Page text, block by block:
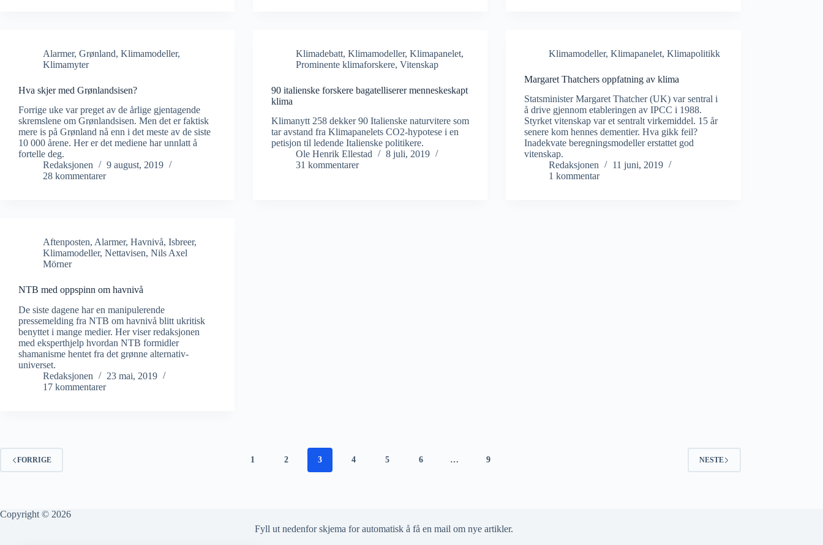
Alarmer, Grønland, Klimamodeller,
Klimamyter
Hva skjer med Grønlandsisen?
Forrige uke var preget av de årlige gjentagende
skremslene om Grønlandsisen. Men det er faktisk
mere is på Grønland nå enn i det meste av de siste
10 000 årene. Her er det mediene har unnlatt å
fortelle deg.
Redaksjonen
9 august, 2019
28 kommentarer
Klimadebatt,Klimamodeller,Klimapanelet,
Prominente klimaforskere,Vitenskap
90 italienske forskere bagatelliserer menneskeskapt
klima
Klimanytt 258 dekker 90 Italienske naturvitere som
tar avstand fra Klimapanelets CO2-hypotese i en
petisjon til ledende Italienske politikere.
Ole Henrik Ellestad
8 juli, 2019
31 kommentarer
Klimamodeller,Klimapanelet,Klimapolitikk
Margaret Thatchers oppfatning av klima
Statsminister Margaret Thatcher (UK) var sentral i
å drive gjennom etableringen av IPCC i 1988.
Styrket vitenskap var et sentralt virkemiddel. 15 år
senere kom hennes dementier. Hva gikk feil?
Inadekvate beregningsmodeller erstattet god
vitenskap.
Redaksjonen
11 juni, 2019
1 kommentar
Aftenposten, Alarmer, Havnivå, Isbreer,
Klimamodeller, Nettavisen, Nils Axel
Mörner
NTB med oppspinn om havnivå
De siste dagene har en manipulerende
pressemelding fra NTB om havnivå blitt ukritisk
benyttet i mange medier. Her viser redaksjonen
med eksperthjelp hvordan NTB formidler
shamanisme hentet fra det grønne alternativ-
universet.
Redaksjonen
23 mai, 2019
17 kommentarer
FORRIGE 1 2 3 4 5 6 … 9 NESTE
Copyright © 2026
Fyll ut nedenfor skjema for automatisk å få en mail om nye artikler.